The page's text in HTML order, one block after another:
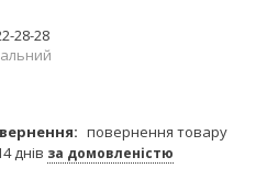
28-28
повернення товару
днів за домовленістю